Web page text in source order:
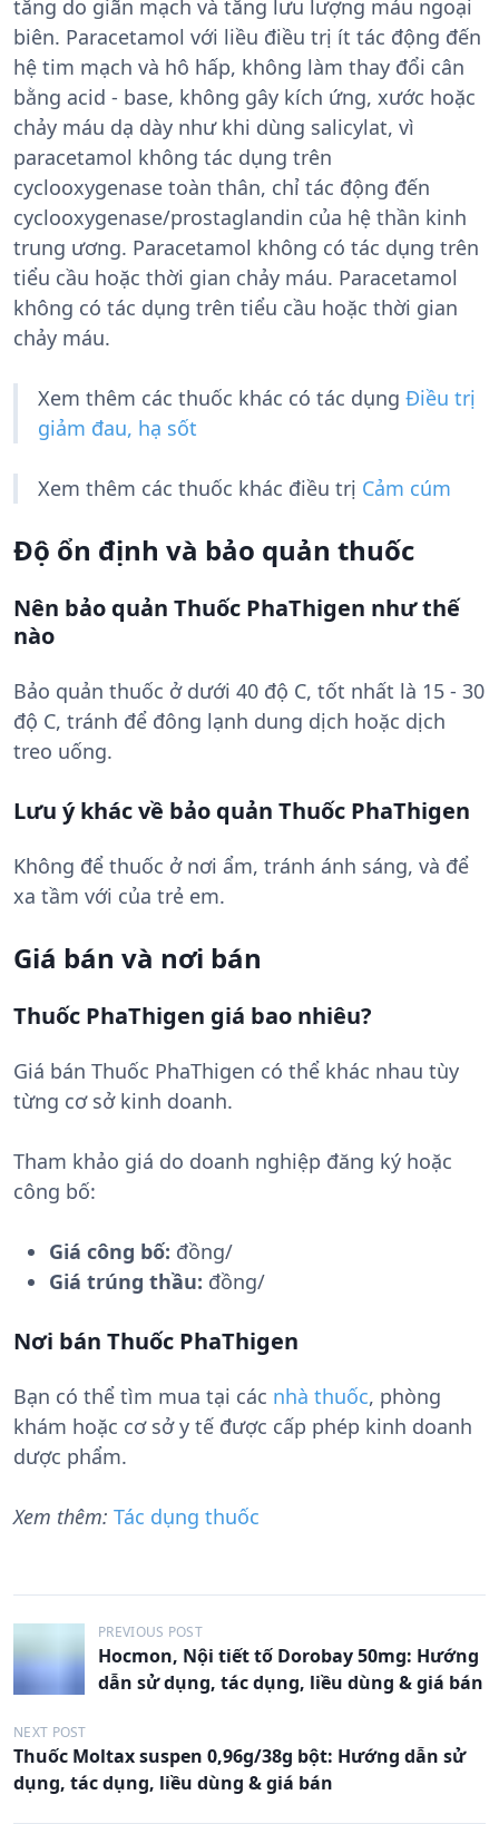
tăng do giãn mạch và tăng lưu lượng máu ngoại
biên. Paracetamol với liều điều trị ít tác động đến
hệ tim mạch và hô hấp, không làm thay đổi cân
bằng acid - base, không gây kích ứng, xước hoặc
chảy máu dạ dày như khi dùng salicylat, vì
paracetamol không tác dụng trên
cyclooxygenase toàn thân, chỉ tác động đến
cyclooxygenase/prostaglandin của hệ thần kinh
trung ương. Paracetamol không có tác dụng trên
tiểu cầu hoặc thời gian chảy máu. Paracetamol
không có tác dụng trên tiểu cầu hoặc thời gian
chảy máu.
Xem thêm các thuốc khác có tác dụng Điều trị
giảm đau, hạ sốt
Xem thêm các thuốc khác điều trị Cảm cúm
Độ ổn định và bảo quản thuốc
Nên bảo quản Thuốc PhaThigen như thế
nào
Bảo quản thuốc ở dưới 40 độ C, tốt nhất là 15 - 30
độ C, tránh để đông lạnh dung dịch hoặc dịch
treo uống.
Lưu ý khác về bảo quản Thuốc PhaThigen
Không để thuốc ở nơi ẩm, tránh ánh sáng, và để
xa tầm với của trẻ em.
Giá bán và nơi bán
Thuốc PhaThigen giá bao nhiêu?
Giá bán Thuốc PhaThigen có thể khác nhau tùy
từng cơ sở kinh doanh.
Tham khảo giá do doanh nghiệp đăng ký hoặc
công bố:
Giá công bố: đồng/
Giá trúng thầu: đồng/
Nơi bán Thuốc PhaThigen
Bạn có thể tìm mua tại các nhà thuốc, phòng
khám hoặc cơ sở y tế được cấp phép kinh doanh
dược phẩm.
Xem thêm: Tác dụng thuốc
Đ
i
ề
u
h
ư
PREVIOUS POST
Hocmon, Nội tiết tố Dorobay 50mg: Hướng
dẫn sử dụng, tác dụng, liều dùng & giá bán
NEXT POST
Thuốc Moltax suspen 0,96g/38g bột: Hướng dẫn sử
dụng, tác dụng, liều dùng & giá bán